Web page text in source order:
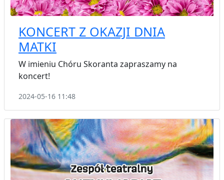
KONCERT Z OKAZJI DNIA
MATKI
W imieniu Chóru Skoranta zapraszamy na
koncert!
2024-05-16 11:48